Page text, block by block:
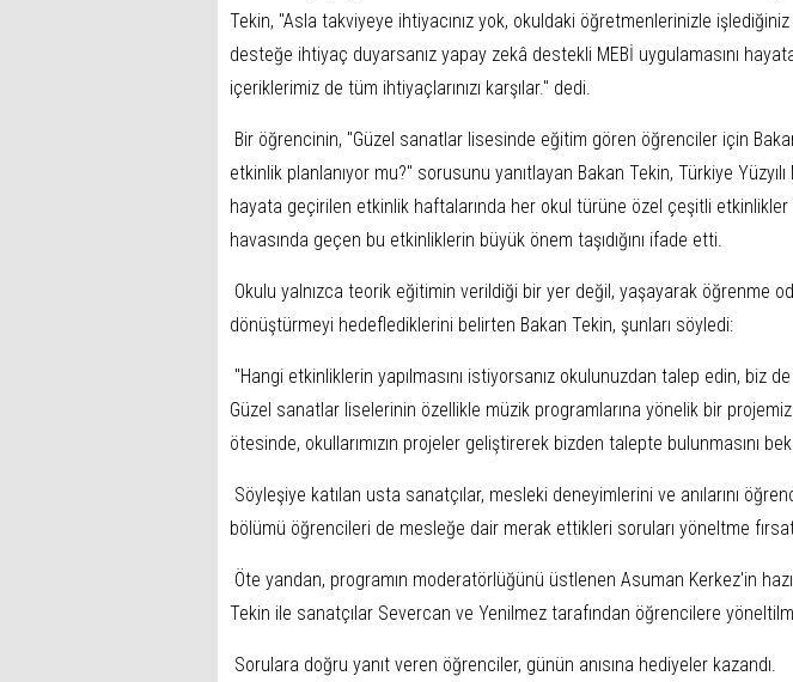
Tekin, "Asla takviyeye ihtiyacınız yok, okuldaki öğretmenlerinizle
desteğe ihtiyaç duyarsanız yapay zekâ destekli MEBİ uygulamasını
içeriklerimiz de tüm ihtiyaçlarınızı karşılar." dedi.
Bir öğrencinin, "Güzel sanatlar lisesinde eğitim gören öğrenciler için
etkinlik planlanıyor mu?" sorusunu yanıtlayan Bakan Tekin, Türkiye
hayata geçirilen etkinlik haftalarında her okul türüne özel çeşitli
havasında geçen bu etkinliklerin büyük önem taşıdığını ifade etti.
Okulu yalnızca teorik eğitimin verildiği bir yer değil, yaşayarak öğrenme
dönüştürmeyi hedeflediklerini belirten Bakan Tekin, şunları söyledi:
"Hangi etkinliklerin yapılmasını istiyorsanız okulunuzdan talep edin, biz
Güzel sanatlar liselerinin özellikle müzik programlarına yönelik bir
ötesinde, okullarımızın projeler geliştirerek bizden talepte bulunmasını
Söyleşiye katılan usta sanatçılar, mesleki deneyimlerini ve anılarını
bölümü öğrencileri de mesleğe dair merak ettikleri soruları yöneltme
Öte yandan, programın moderatörlüğünü üstlenen Asuman Kerkez'in
Tekin ile sanatçılar Severcan ve Yenilmez tarafından öğrencilere
Sorulara doğru yanıt veren öğrenciler, günün anısına hediyeler kazandı.